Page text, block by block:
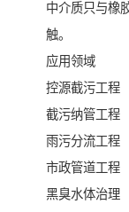
中介质只与橡
触。
应用领域
控源截污工程
截污纳管工程
雨污分流工程
市政管道工程
黑臭水体治理